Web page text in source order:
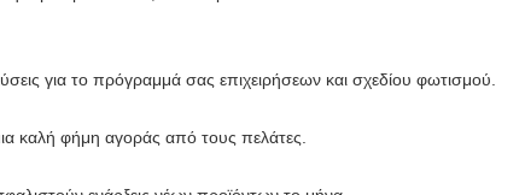
για το πρόγραμμά σας επιχειρήσεων και σχεδίου φωτισμού.
καλή φήμη αγοράς από τους πελάτες.